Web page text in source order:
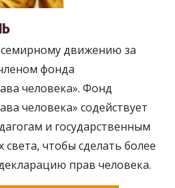
движению за
фонда
человека». Фонд
человека» содействует
и государственным
света, чтобы сделать более
прав человека.